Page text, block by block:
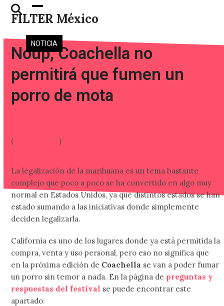
Skip
FILTER México
Open
mobile
menu
Close
mobile
menu
NOTICIA
Noup, Coachella no
permitirá que fumen un
porro de mota
( )
La legalización de la marihuana es un tema bastante
complejo que poco a poco se ha convertido en algo muy
normal en Estados Unidos, ya que distintos estados se han
estado sumando a las iniciativas donde simplemente
deciden legalizarla.
California es uno de los lugares donde ya está permitida la
compra, venta y uso personal, pero eso no significa que
en la próxima edición de Coachella se van a poder fumar
un porro sin temor a nada. En la página de preguntas y
respuestas del festival se puede encontrar este
apartado: